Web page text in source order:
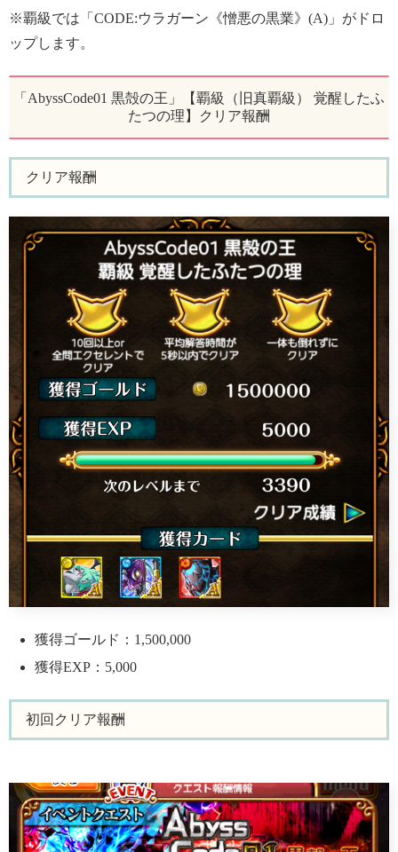
※覇級では「CODE:ウラガーン《憎悪の黒業》(A)」がドロ
ップします。
「AbyssCode01 黒殻の王」【覇級（旧真覇級） 覚醒したふ
たつの理】クリア報酬
クリア報酬
獲得ゴールド：1,500,000
獲得EXP：5,000
初回クリア報酬